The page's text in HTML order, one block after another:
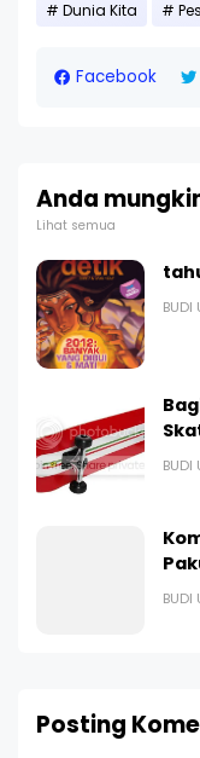
Dunia Kita
Facebook
Anda
Lihat semua
BUDI
BUDI
BUDI
Posting